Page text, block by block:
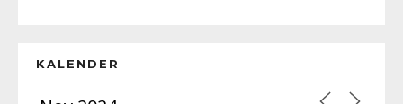
KALENDER